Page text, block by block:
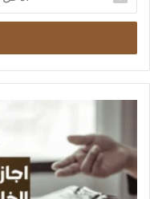
بريدك
الإلكتروني
القطاع
الخاص
مدة